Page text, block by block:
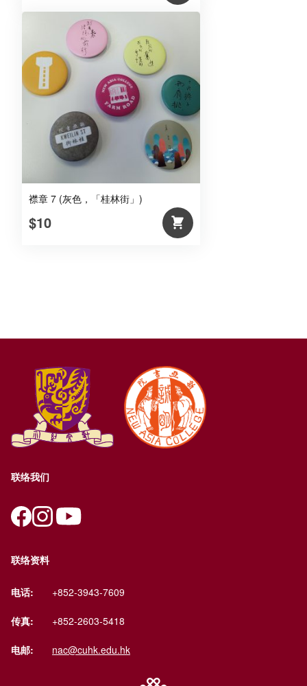
襟章 7 (灰色，「桂林街」)
$10
联络我们
联络资料
电话: +852-3943-7609
传真: +852-2603-5418
电邮: nac@cuhk.edu.hk